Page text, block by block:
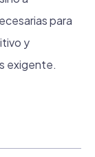
para
y
exigente.